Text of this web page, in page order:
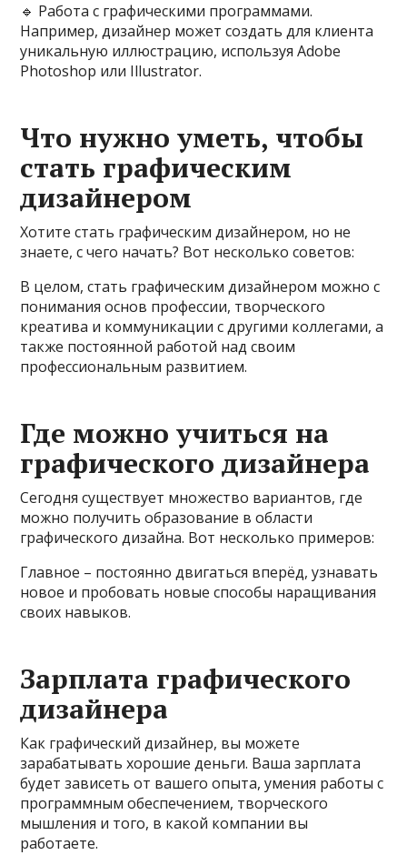
🔹️ Работа с графическими программами.
Например, дизайнер может создать для клиента
уникальную иллюстрацию, используя Adobe
Photoshop или Illustrator.
Что нужно уметь, чтобы
стать графическим
дизайнером
Хотите стать графическим дизайнером, но не
знаете, с чего начать? Вот несколько советов:
В целом, стать графическим дизайнером можно с
понимания основ профессии, творческого
креатива и коммуникации с другими коллегами, а
также постоянной работой над своим
профессиональным развитием.
Где можно учиться на
графического дизайнера
Сегодня существует множество вариантов, где
можно получить образование в области
графического дизайна. Вот несколько примеров:
Главное – постоянно двигаться вперёд, узнавать
новое и пробовать новые способы наращивания
своих навыков.
Зарплата графического
дизайнера
Как графический дизайнер, вы можете
зарабатывать хорошие деньги. Ваша зарплата
будет зависеть от вашего опыта, умения работы с
программным обеспечением, творческого
мышления и того, в какой компании вы
работаете.